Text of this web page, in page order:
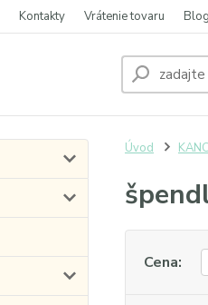
Kontakty Vrátenie tovaru Blog
Úvod
Cena: